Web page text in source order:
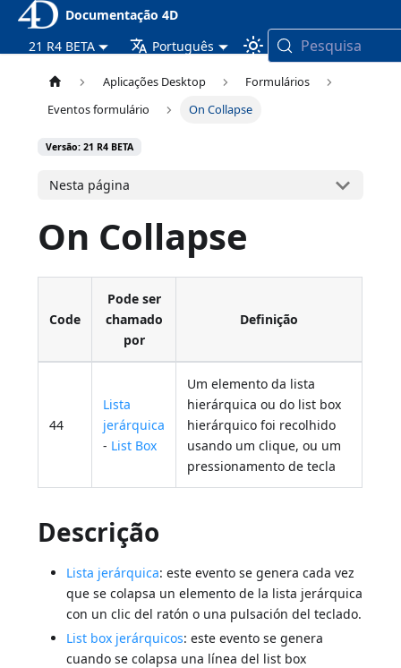
Documentação 4D
21 R4 BETA
Português Pesquisa
Aplicações Desktop
Formulários
Eventos formulário
On Collapse
Versão: 21 R4 BETA
Nesta página
On Collapse
Code
Pode ser
chamado
por
Definição
44
Lista
jerárquica
- List Box
Um elemento da lista
hierárquica ou do list box
hierárquico foi recolhido
usando um clique, ou um
pressionamento de tecla
Descrição
Lista jerárquica: este evento se genera cada vez
que se colapsa un elemento de la lista jerárquica
con un clic del ratón o una pulsación del teclado.
List box jerárquicos: este evento se genera
cuando se colapsa una línea del list box